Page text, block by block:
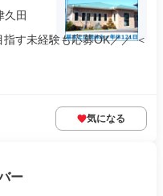
久田
す未経験も応募OK／／ ＜
気になる
ー